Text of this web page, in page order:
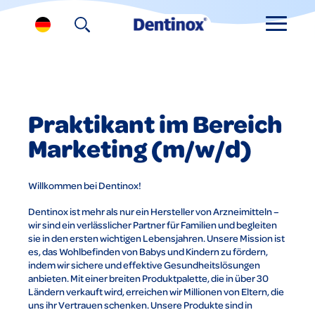
Praktikant im Bereich
Marketing (m/w/d)
Willkommen bei Dentinox!
Dentinox ist mehr als nur ein Hersteller von Arzneimitteln –
wir sind ein verlässlicher Partner für Familien und begleiten
sie in den ersten wichtigen Lebensjahren. Unsere Mission ist
es, das Wohlbefinden von Babys und Kindern zu fördern,
indem wir sichere und effektive Gesundheitslösungen
anbieten. Mit einer breiten Produktpalette, die in über 30
Ländern verkauft wird, erreichen wir Millionen von Eltern, die
uns ihr Vertrauen schenken. Unsere Produkte sind in